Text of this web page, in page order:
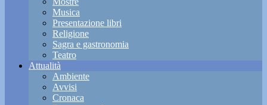
Musica
Presentazione libri
Religione
Sagra e gastronomia
Teatro
Attualità
Ambiente
Avvisi
Cronaca